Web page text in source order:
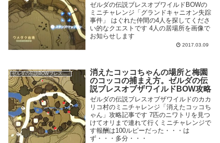
ゼルダの伝説ブレスオブワイルドBOWの
ミニチャレンジ「グランドキャニオン失踪
事件」 はぐれた仲間の4人を探してくださ
い的なクエストです 4人の居場所を画像で
お知らせします
2017.03.09
ゼルダの伝説BOWブレスオブザワイルド
消えたコッコちゃんの場所と梅園
のコッコの捕まえ方。ゼルダの伝
説ブレスオブザワイルドBOW攻略
ゼルダの伝説ブレスオブザワイルドのカカ
リコ村のミニチャレンジ「消えたコッコち
ゃん」攻略記事です 7匹のニワトリを見つ
けてオリまで連れて行くミニチャレンジで
す報酬は100ルピーだった・・・は
ず・・・多分・・・